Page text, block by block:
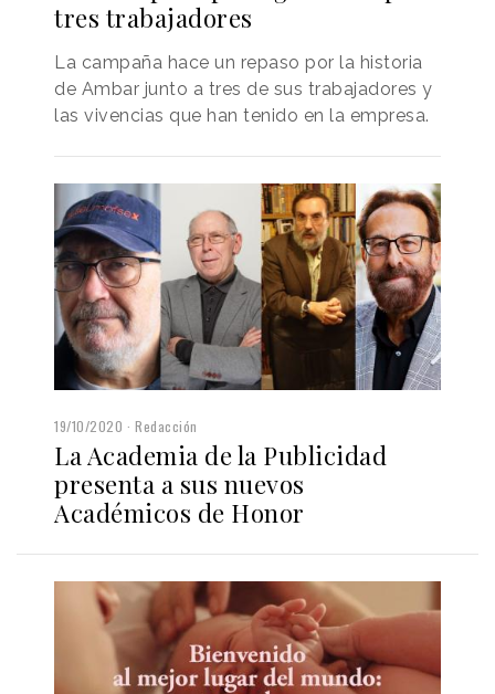
tres trabajadores
La campaña hace un repaso por la historia
de Ambar junto a tres de sus trabajadores y
las vivencias que han tenido en la empresa.
19/10/2020 Redacción
La Academia de la Publicidad
presenta a sus nuevos
Académicos de Honor